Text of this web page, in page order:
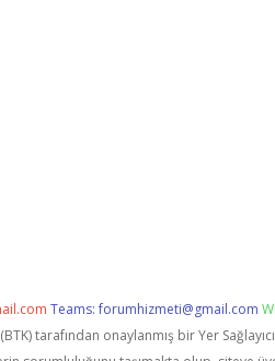
Teams:forumhizmeti@gmail.com
tarafından onaylanmış bir Yer